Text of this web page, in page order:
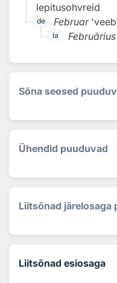
lepitusohvreid
de Februar
la Februārius
Sõna seosed
Ühendid puuduvad
Liitsõnad järelosaga
Liitsõnad esiosaga